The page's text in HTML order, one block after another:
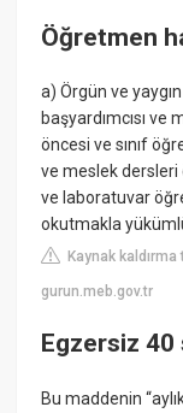
Öğretmen
a) Örgün ve
başyardımcısı ve
öncesi ve sınıf
ve meslek
ve laboratuvar
okutmakla
Kaynak kaldırma
gurun.meb.gov.tr
Egzersiz
Bu maddenin